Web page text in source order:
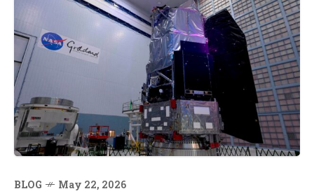
BLOG May 22, 2026